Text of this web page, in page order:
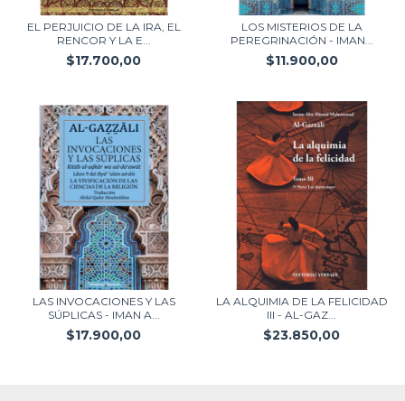
EL PERJUICIO DE LA IRA, EL
RENCOR Y LA E...
$17.700,00
LOS MISTERIOS DE LA
PEREGRINACIÓN - IMAN...
$11.900,00
LAS INVOCACIONES Y LAS
SÚPLICAS - IMAN A...
$17.900,00
LA ALQUIMIA DE LA FELICIDAD
III - AL-GAZ...
$23.850,00